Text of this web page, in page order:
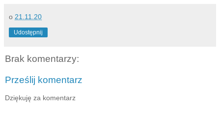
o 21.11.20
Udostępnij
Brak komentarzy:
Prześlij komentarz
Dziękuję za komentarz